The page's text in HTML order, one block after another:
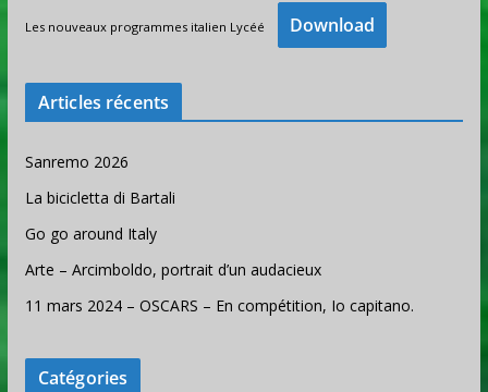
Les nouveaux programmes italien Lycéé Download
Articles récents
Sanremo 2026
La bicicletta di Bartali
Go go around Italy
Arte – Arcimboldo, portrait d’un audacieux
11 mars 2024 – OSCARS – En compétition, Io capitano.
Catégories